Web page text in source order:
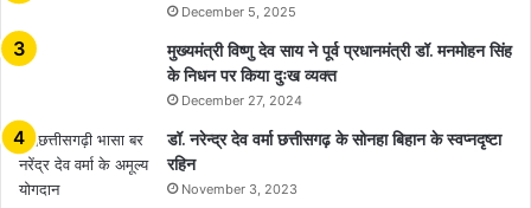
December 5, 2025
मुख्यमंत्री विष्णु देव साय ने पूर्व प्रधानमंत्री डॉ. मनमोहन सिंह
के निधन पर किया दुःख व्यक्त
December 27, 2024
डॉ. नरेन्द्र देव वर्मा छत्तीसगढ़ के सोनहा बिहान के स्वप्नदृष्टा
रहिन
November 3, 2023